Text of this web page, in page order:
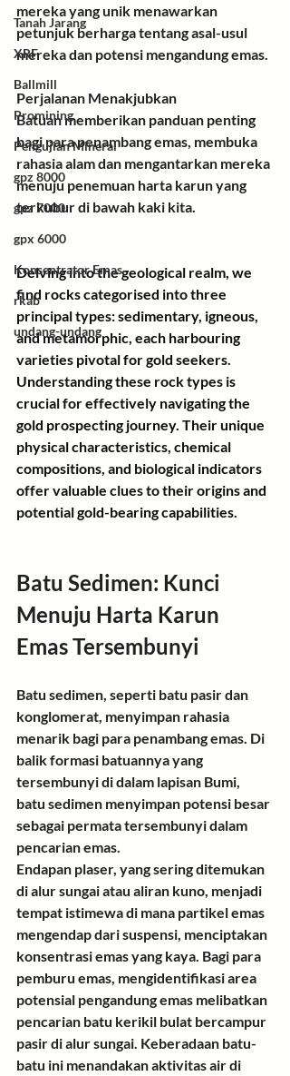
Tanah Jarang
XRF
Ballmill
Promining
Pengujian Mineral
gpz 8000
gpz 7000
gpx 6000
Konsentrator Emas
rkab
undang-undang
mereka yang unik menawarkan
petunjuk berharga tentang asal-usul
mereka dan potensi mengandung emas.
Perjalanan Menakjubkan
Batuan memberikan panduan penting
bagi para penambang emas, membuka
rahasia alam dan mengantarkan mereka
menuju penemuan harta karun yang
terkubur di bawah kaki kita.
Delving into the geological realm, we
find rocks categorised into three
principal types: sedimentary, igneous,
and metamorphic, each harbouring
varieties pivotal for gold seekers.
Understanding these rock types is
crucial for effectively navigating the
gold prospecting journey. Their unique
physical characteristics, chemical
compositions, and biological indicators
offer valuable clues to their origins and
potential gold-bearing capabilities.
Batu Sedimen: Kunci
Menuju Harta Karun
Emas Tersembunyi
Batu sedimen, seperti batu pasir dan
konglomerat, menyimpan rahasia
menarik bagi para penambang emas. Di
balik formasi batuannya yang
tersembunyi di dalam lapisan Bumi,
batu sedimen menyimpan potensi besar
sebagai permata tersembunyi dalam
pencarian emas.
Endapan plaser, yang sering ditemukan
di alur sungai atau aliran kuno, menjadi
tempat istimewa di mana partikel emas
mengendap dari suspensi, menciptakan
konsentrasi emas yang kaya. Bagi para
pemburu emas, mengidentifikasi area
potensial pengandung emas melibatkan
pencarian batu kerikil bulat bercampur
pasir di alur sungai. Keberadaan batu-
batu ini menandakan aktivitas air di